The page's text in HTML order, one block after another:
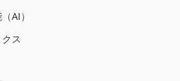
AI）
ス